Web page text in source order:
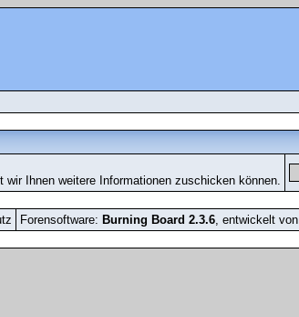
Ihnen weitere Informationen zuschicken können.
Forensoftware: Burning Board 2.3.6, entwickelt von